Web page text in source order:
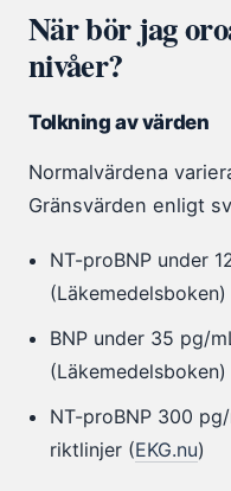
När bör jag
nivåer?
Tolkning av värden
Normalvärdena
Gränsvärden enligt
NT-proBNP under
(Läkemedelsboken)
BNP under 35 pg/
(Läkemedelsboken)
NT-proBNP 300
riktlinjer (EKG.nu)